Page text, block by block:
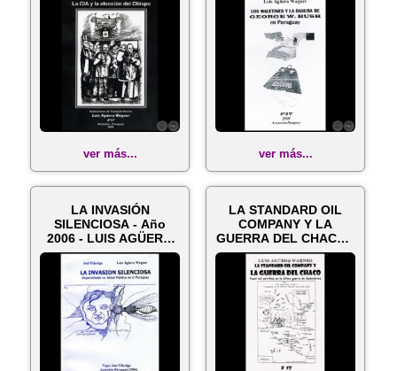
ver más... ver más...
LA INVASIÓN
SILENCIOSA - Año
2006 - LUIS AGÜERO
WAGNER y JOEL FIL...
LA STANDARD OIL
COMPANY Y LA
GUERRA DEL CHACO -
Año 2007 - LUIS A...